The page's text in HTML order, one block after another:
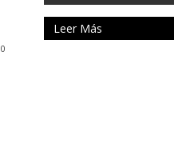
0
Leer Más